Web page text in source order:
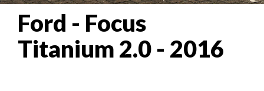
Ford - Focus
Titanium 2.0 - 2016